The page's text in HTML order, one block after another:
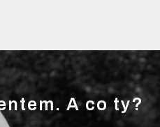
A co ty?